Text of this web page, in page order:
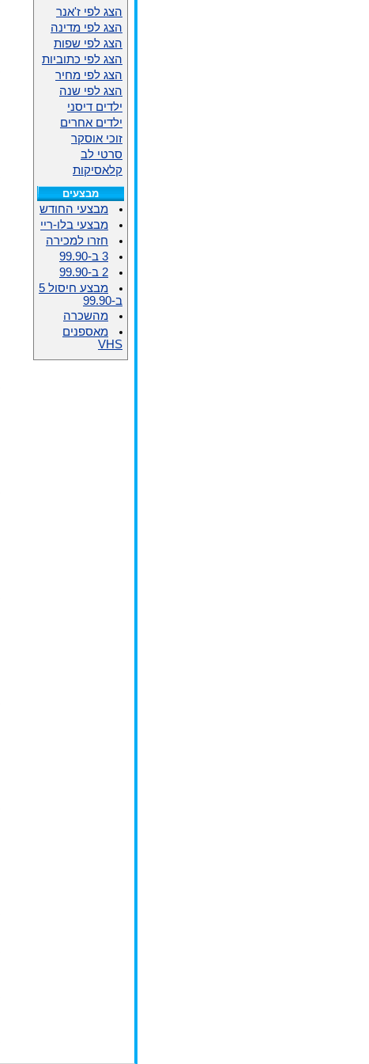
הצג לפי ז'אנר
הצג לפי מדינה
הצג לפי שפות
הצג לפי כתוביות
הצג לפי מחיר
הצג לפי שנה
ילדים דיסני
ילדים אחרים
זוכי אוסקר
סרטי לב
קלאסיקות
מבצעים
מבצעי החודש
מבצעי בלו-ריי
חזרו למכירה
3 ב-99.90
2 ב-99.90
מבצע חיסול 5
ב-99.90
מהשכרה
מאספנים
VHS